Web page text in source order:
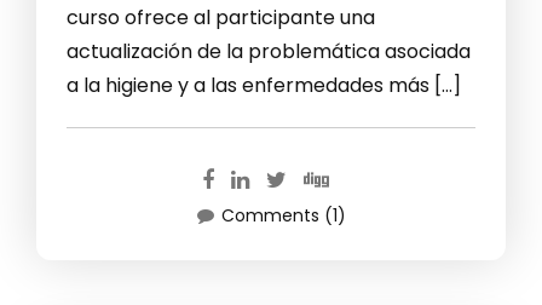
curso ofrece al participante una
actualización de la problemática asociada
a la higiene y a las enfermedades más […]
Comments (1)